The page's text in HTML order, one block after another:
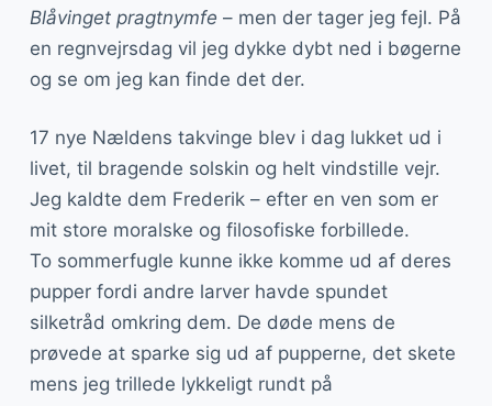
Blåvinget pragtnymfe – men der tager jeg fejl. På
en regnvejrsdag vil jeg dykke dybt ned i bøgerne
og se om jeg kan finde det der.
17 nye Nældens takvinge blev i dag lukket ud i
livet, til bragende solskin og helt vindstille vejr.
Jeg kaldte dem Frederik – efter en ven som er
mit store moralske og filosofiske forbillede.
To sommerfugle kunne ikke komme ud af deres
pupper fordi andre larver havde spundet
silketråd omkring dem. De døde mens de
prøvede at sparke sig ud af pupperne, det skete
mens jeg trillede lykkeligt rundt på